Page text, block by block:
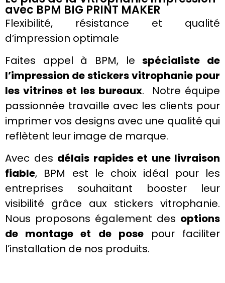
avec BPM BIG PRINT MAKER
Flexibilité, résistance et qualité
d’impression optimale
Faites appel à BPM, lespécialiste de
l’impression destickersvitrophanie pour
les vitrines et les bureaux. Notre équipe
passionnée travaille avec les clients pour
imprimervos designs avec une qualité qui
reflètent leur image de marque.
Avec des délais rapides et une livraison
fiable, BPM est le choix idéal pour les
entreprises souhaitant booster leur
visibilité grâce aux stickers vitrophanie.
Nous proposons également des options
de montage et de posepour faciliter
l’installation de nos produits.